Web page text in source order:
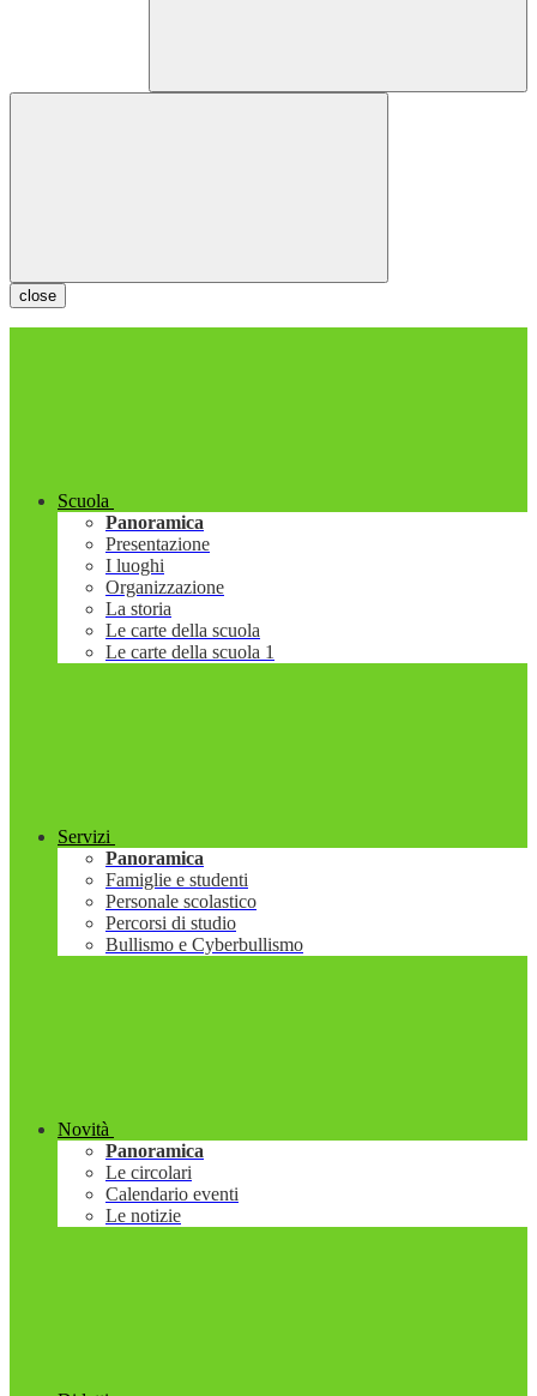
close
Scuola
Panoramica
Presentazione
I luoghi
Organizzazione
La storia
Le carte della scuola
Le carte della scuola 1
Servizi
Panoramica
Famiglie e studenti
Personale scolastico
Percorsi di studio
Bullismo e Cyberbullismo
Novità
Panoramica
Le circolari
Calendario eventi
Le notizie